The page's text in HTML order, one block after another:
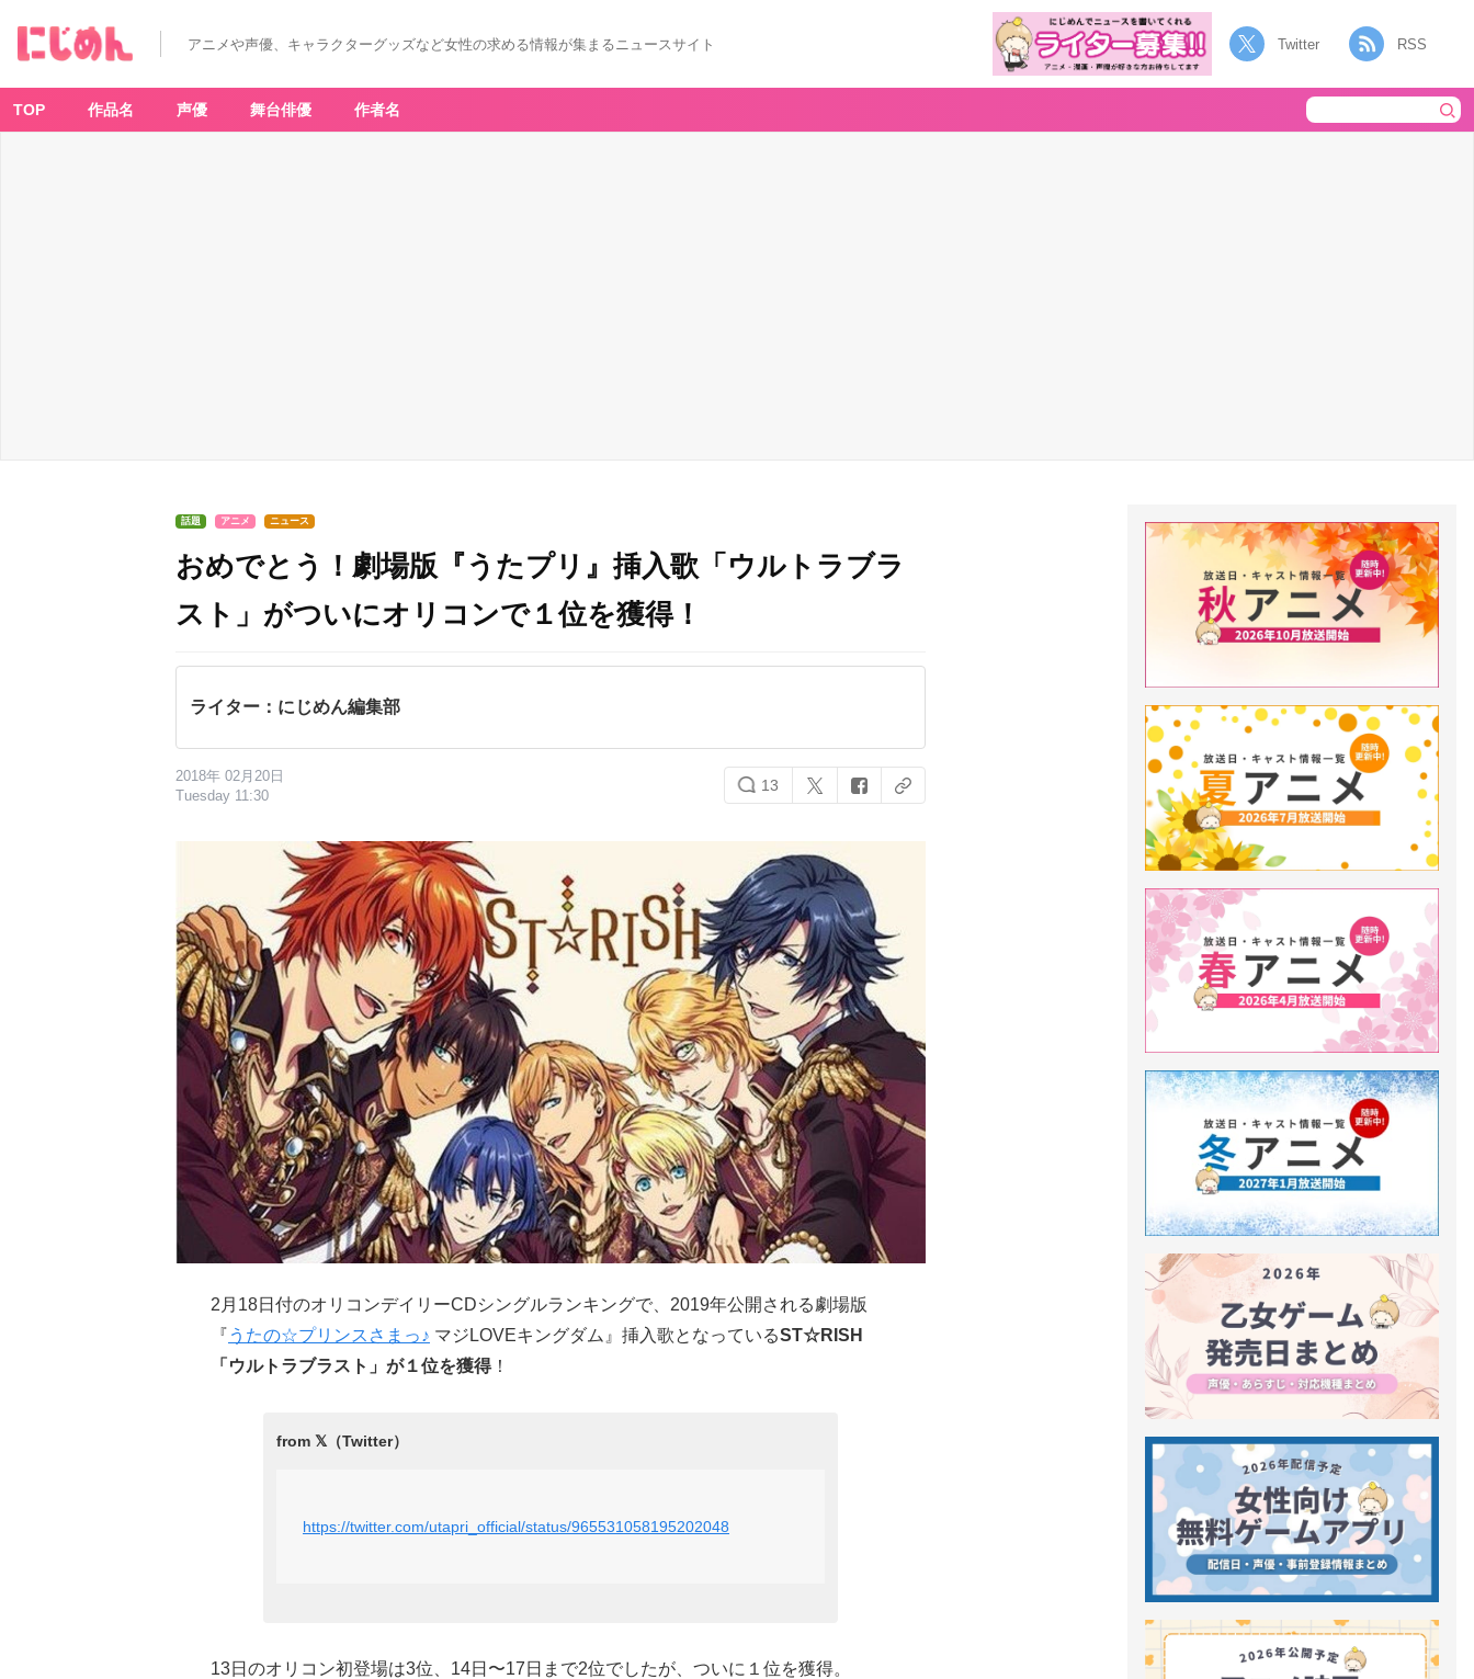
アニメや声優、キャラクターグッズなど女性の求める情報が集まるニュースサイト Twitter RSS
TOP 作品名 声優 舞台俳優 作者名
話題 アニメ ニュース
おめでとう！劇場版『うたプリ』挿入歌「ウルトラブラ
スト」がついにオリコンで１位を獲得！
ライター：にじめん編集部
2018年 02月20日
Tuesday 11:30
13
2月18日付のオリコンデイリーCDシングルランキングで、2019年公開される劇場版
『 うたの☆プリンスさまっ♪ マジLOVEキングダム』挿入歌となっているST☆RISH
「ウルトラブラスト」が１位を獲得！
https://twitter.com/utapri_official/status/965531058195202048
13日のオリコン初登場は3位、14日〜17日まで2位でしたが、ついに１位を獲得。